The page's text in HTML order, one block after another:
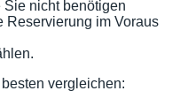
nicht benötigen
Reservierung im Voraus
vergleichen: